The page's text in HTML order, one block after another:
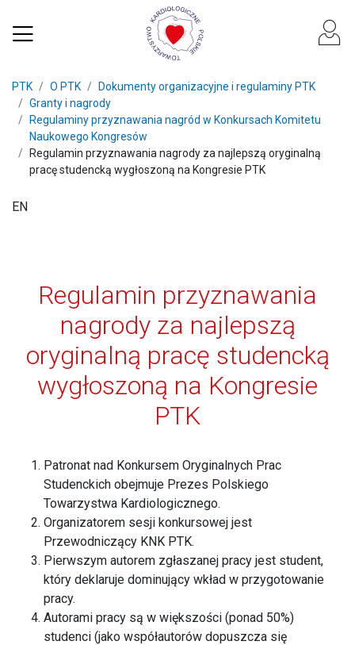
PTK O PTK
Dokumenty organizacyjne i regulaminy PTK
Granty i nagrody
Regulaminy przyznawania nagród w Konkursach Komitetu
Naukowego Kongresów
Regulamin przyznawania nagrody za najlepszą oryginalną
pracę studencką wygłoszoną na Kongresie PTK
EN
Regulamin przyznawania
nagrody za najlepszą
oryginalną pracę studencką
wygłoszoną na Kongresie
PTK
Patronat nad Konkursem Oryginalnych Prac
Studenckich obejmuje Prezes Polskiego
Towarzystwa Kardiologicznego.
Organizatorem sesji konkursowej jest
Przewodniczący KNK PTK.
Pierwszym autorem zgłaszanej pracy jest student,
który deklaruje dominujący wkład w przygotowanie
pracy.
Autorami pracy są w większości (ponad 50%)
studenci (jako współautorów dopuszcza się